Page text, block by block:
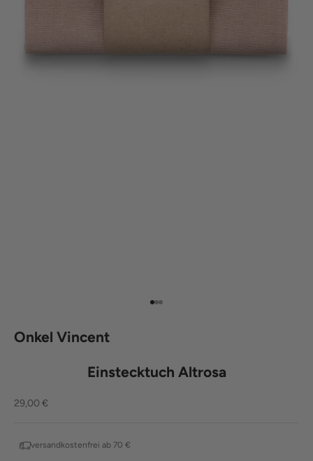
Gehe zu Element 1
Gehe zu Element 2
Gehe zu Element 3
Onkel Vincent
Einstecktuch Altrosa
Angebot
29,00 €
versandkostenfrei ab 70 €